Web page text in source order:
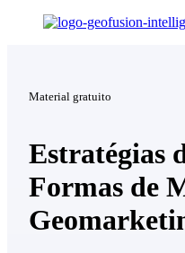
Material gratuito
Estratégias
Formas de